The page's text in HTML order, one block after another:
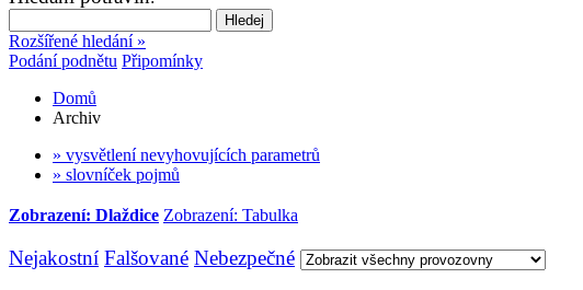
Rozšířené hledání »
Podání podnětu Připomínky
Domů
Archiv
» vysvětlení nevyhovujících parametrů
» slovníček pojmů
Zobrazení: Dlaždice Zobrazení: Tabulka
Nejakostní Falšované Nebezpečné